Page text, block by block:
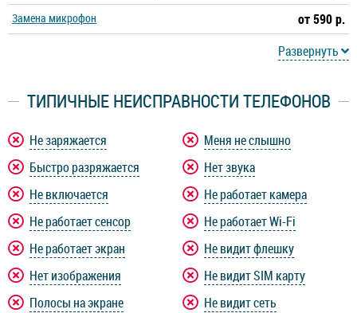
ZTE Blade A7S ZTE Blade L130
ZTE Blade L7
ZTE Blade L8 ZTE Blade S6 Lite
ZTE Blade V10 ZTE Blade V10 Vita
ZTE Blade V20 ZTE Blade V2020
ZTE Blade V2020 Smart ZTE Blade V7
ZTE Blade V7 Plus ZTE Blade V8
Замена микрофон
от 590 р.
Развернуть
ТИПИЧНЫЕ НЕИСПРАВНОСТИ ТЕЛЕФОНОВ
Не заряжается
Быстро разряжается
Не включается
Не работает сенсор
Не работает экран
Нет изображения
Полосы на экране
Меня не слышно
Нет звука
Не работает камера
Не работает Wi-Fi
Не видит флешку
Не видит SIM карту
Не видит сеть